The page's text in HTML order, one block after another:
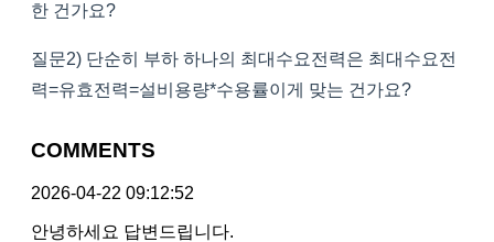
한 건가요?
질문2) 단순히 부하 하나의 최대수요전력은 최대수요전
력=유효전력=설비용량*수용률이게 맞는 건가요?
COMMENTS
2026-04-22 09:12:52
안녕하세요 답변드립니다.